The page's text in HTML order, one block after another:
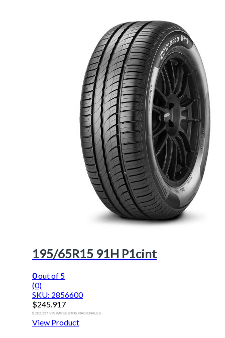
195/65R15 91H P1cint
0out of 5
(0)
SKU: 2856600
$245.917
$ 203.237 SIN IMPUESTOS NACIONALES
View Product